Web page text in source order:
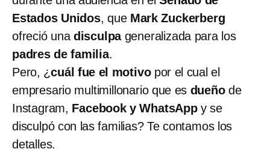
Estados Unidos, que Mark Zuckerberg
ofreció una disculpageneralizada para los
padres de familia.
Pero, ¿cuál fue el motivopor el cual el
empresario multimillonario que es dueñode
Instagram, Facebook y WhatsAppy se
disculpó con las familias? Te contamos los
detalles.